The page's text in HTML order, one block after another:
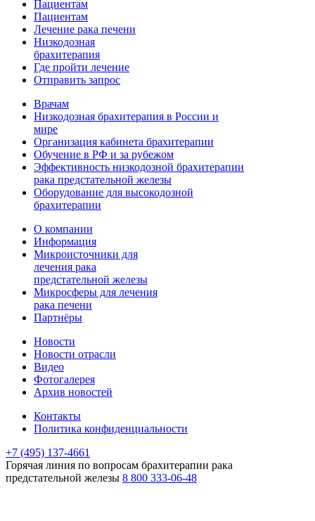
Пациентам
Пациентам
Лечение рака печени
Низкодозная
брахитерапия
Где пройти лечение
Отправить запрос
Врачам
Низкодозная брахитерапия в России и
мире
Организация кабинета брахитерапии
Обучение в РФ и за рубежом
Эффективность низкодозной брахитерапии
рака предстательной железы
Оборудование для высокодозной
брахитерапии
О компании
Информация
Микроисточники для
лечения рака
предстательной железы
Микросферы для лечения
рака печени
Партнёры
Новости
Новости отрасли
Видео
Фотогалерея
Архив новостей
Контакты
Политика конфиденциальности
+7 (495) 137-4661
Горячая линия по вопросам брахитерапии рака
предстательной железы 8 800 333-06-48